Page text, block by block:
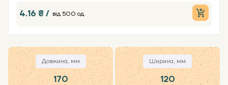
4.16 ₴ / від 500 од.
Довжина, мм
170
Ширина, мм
120